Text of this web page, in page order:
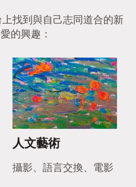
找到與自己志同道合的新
的興趣：
人文藝術
攝影、語言交換、電影